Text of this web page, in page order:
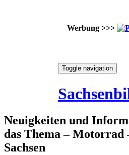
Werbung >>>
Toggle navigation
Neuigkeiten und
das Thema – Motorrad
Sachsen